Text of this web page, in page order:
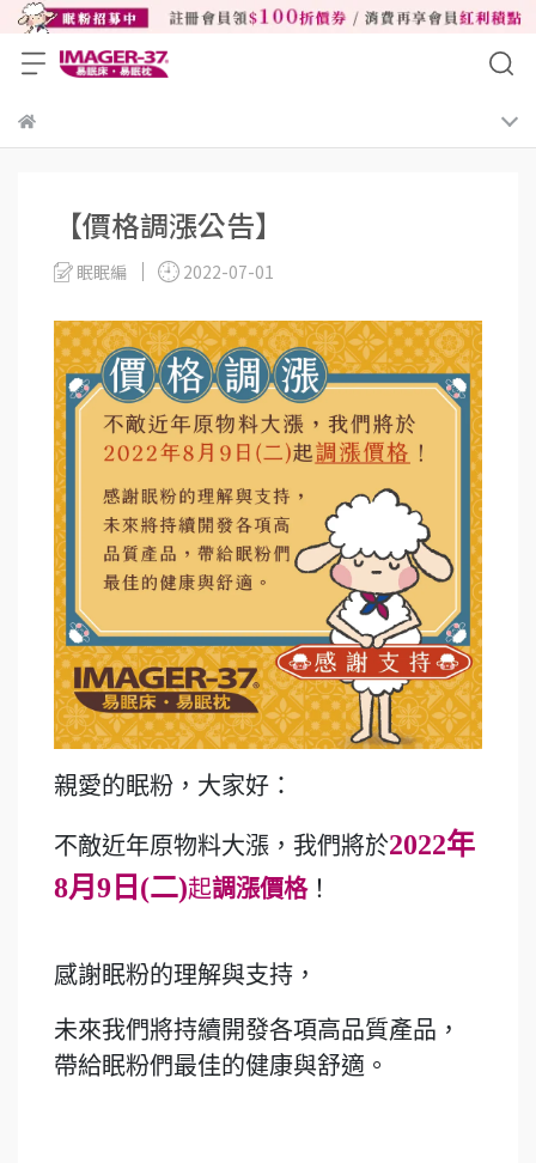
【價格調漲公告】
眠眠編 2022-07-01
親愛的眠粉，大家好：
不敵近年原物料大漲，我們將於2022年
8月9日(二)起調漲價格！
感謝眠粉的理解與支持，
未來我們將持續開發各項高品質產品，
帶給眠粉們最佳的健康與舒適。